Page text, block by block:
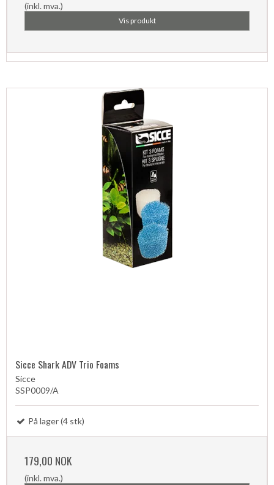
(inkl. mva.)
Vis produkt
Sicce Shark ADV Trio Foams
Sicce
SSP0009/A
På lager (4 stk)
179,00 NOK
(inkl. mva.)